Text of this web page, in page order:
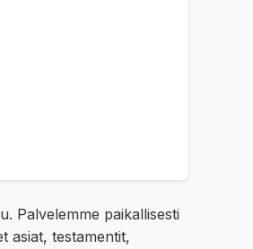
Palvelemme paikallisesti
asiat, testamentit,